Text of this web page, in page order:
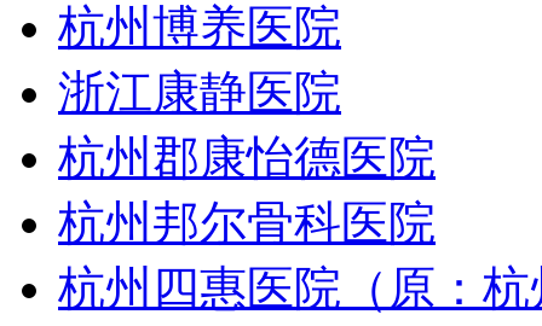
杭州博养医院
浙江康静医院
杭州郡康怡德医院
杭州邦尔骨科医院
杭州四惠医院（原：